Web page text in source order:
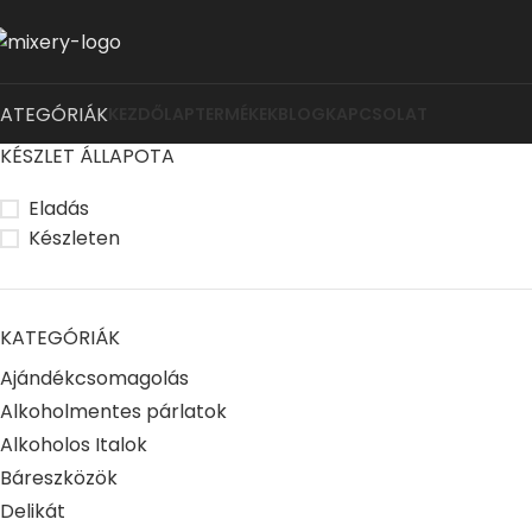
KÉSZLET ÁLLAPOTA
Eladás
Készleten
KATEGÓRIÁK
Ajándékcsomagolás
Alkoholmentes párlatok
Alkoholos Italok
Báreszközök
Delikát